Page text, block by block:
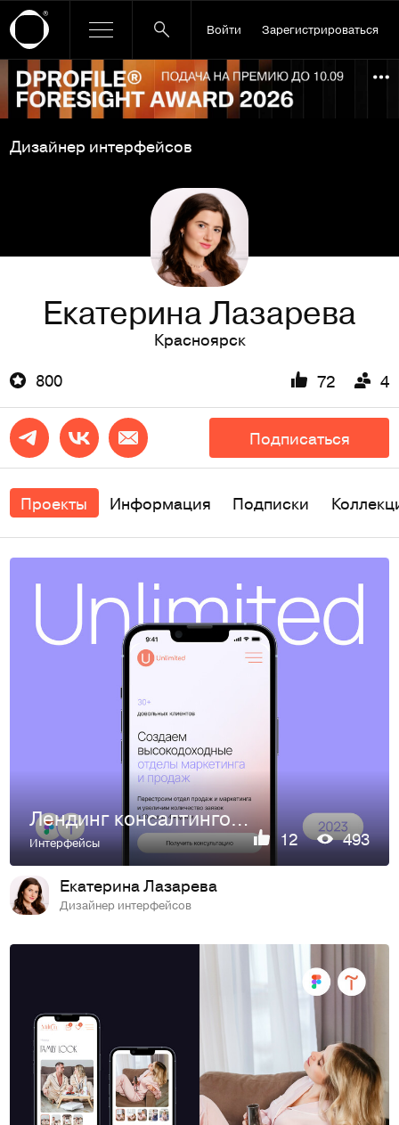
Войти Зарегистрироваться
Ссылка баннера
Дизайнер интерфейсов
Екатерина Лазарева
Красноярск
800
72 4
Подписаться
Проекты Информация Подписки
Лендинг консалтинговой компании | Consulting website
Интерфейсы 12 493
Екатерина Лазарева
Дизайнер интерфейсов